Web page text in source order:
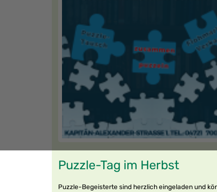
Puzzle-Tag im Herbst
Puzzle-Begeisterte sind herzlich eingeladen und